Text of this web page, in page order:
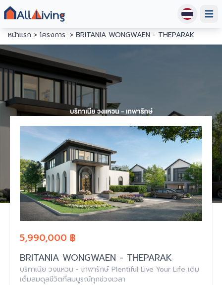
หน้าแรก
โครงการ BRITANIA WONGWAEN - THEPARAK
5,990,000 ฿
BRITANIA WONGWAEN - THEPARAK
บริทาเนีย วงแหวน - เทพารักษ์ Plentiful Live Your Life เติม
เต็มสมดุลชีวิตที่สมบูรณ์ทุกช่วงเวลา